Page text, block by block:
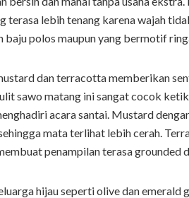
terasa lebih tenang karena wajah
baju polos maupun yang bermotif
dan terracotta memberikan
sawo matang ini sangat cocok
acara santai. Mustard
mata terlihat lebih cerah.
penampilan terasa grounded
hijau seperti olive dan